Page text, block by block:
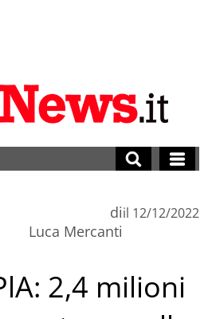
di
Luca Mercanti
il 12/12/2022
2,4 milioni